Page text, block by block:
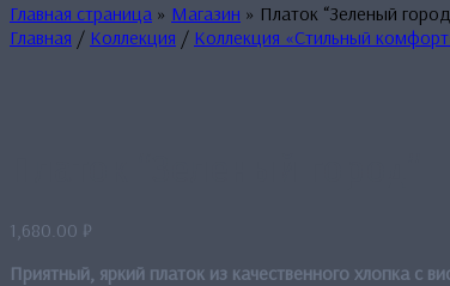
Главная страница » Магазин » Платок “Зеленый
Главная / Коллекция / Коллекция «Стильный
1,680.00 ₽
Приятный, яркий платок из качественного хлопка с